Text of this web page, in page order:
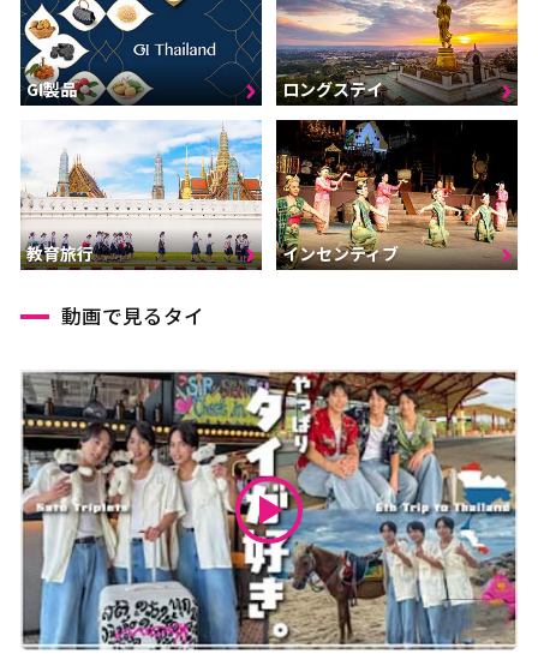
GI製品 ロングステイ
教育旅行 インセンティブ
動画で見るタイ